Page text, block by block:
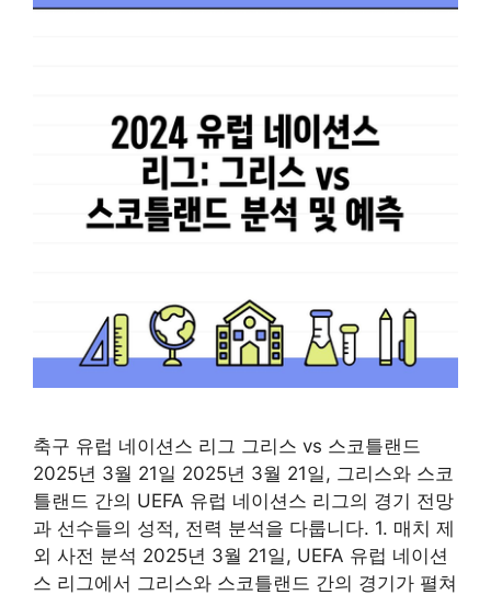
축구 유럽 네이션스 리그 그리스 vs 스코틀랜드
2025년 3월 21일 2025년 3월 21일, 그리스와 스코
틀랜드 간의 UEFA 유럽 네이션스 리그의 경기 전망
과 선수들의 성적, 전력 분석을 다룹니다. 1. 매치 제
외 사전 분석 2025년 3월 21일, UEFA 유럽 네이션
스 리그에서 그리스와 스코틀랜드 간의 경기가 펼쳐